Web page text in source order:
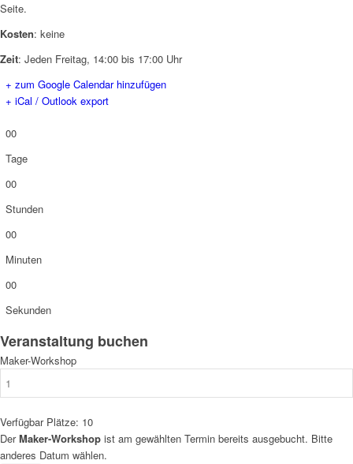
Seite.
Kosten: keine
Zeit: Jeden Freitag, 14:00 bis 17:00 Uhr
+ zum Google Calendar hinzufügen
+ iCal / Outlook export
00
Tage
00
Stunden
00
Minuten
00
Sekunden
Veranstaltung buchen
Maker-Workshop
Verfügbar Plätze: 10
DerMaker-Workshop ist am gewählten Termin bereits ausgebucht. Bitte
anderes Datum wählen.